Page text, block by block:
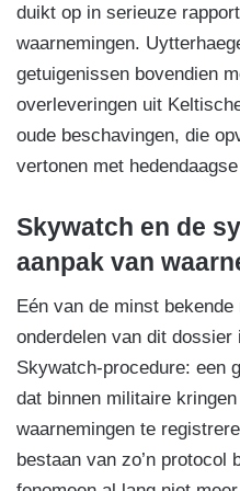
duikt op in serieuze
waarnemingen.
getuigenissen bovendien
overleveringen uit
oude beschavingen, die
vertonen met
Skywatch en de
aanpak van
Eén van de minst
onderdelen van dit dossier
Skywatch-procedure: een
dat binnen militaire
waarnemingen te
bestaan van zo’n protocol